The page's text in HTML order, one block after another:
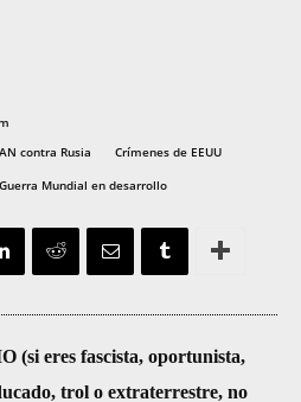
contra Rusia
Crímenes de EEUU
Mundial en desarrollo
(si eres fascista, oportunista,
trol o extraterrestre, no